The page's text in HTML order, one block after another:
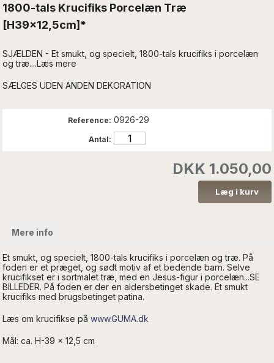
1800-tals Krucifiks Porcelæn Træ
[H39x12,5cm]*
SJÆLDEN - Et smukt, og specielt, 1800-tals krucifiks i porcelæn
og træ....Læs mere
SÆLGES UDEN ANDEN DEKORATION
Reference: 0926-29
Antal:
DKK 1.050,00
Mere info
Et smukt, og specielt, 1800-tals krucifiks i porcelæn og træ. På
foden er et præget, og sødt motiv af et bedende barn. Selve
krucifikset er i sortmalet træ, med en Jesus-figur i porcelæn...SE
BILLEDER. På foden er der en aldersbetinget skade. Et smukt
krucifiks med brugsbetinget patina.
Læs om krucifikse påwww.GUMA.dk
Mål: ca. H-39 x 12,5 cm